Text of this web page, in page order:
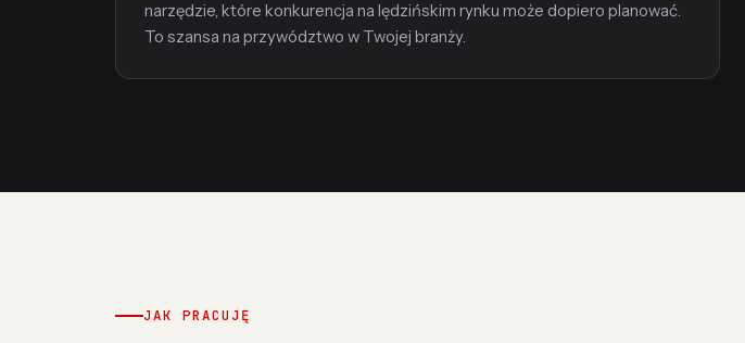
narzędzie, które konkurencja na lędzińskim rynku może dopiero planować.
To szansa na przywództwo w Twojej branży.
JAK PRACUJĘ